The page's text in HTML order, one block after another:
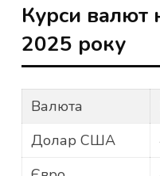
Курси валют
2025 року
Валюта
Долар США